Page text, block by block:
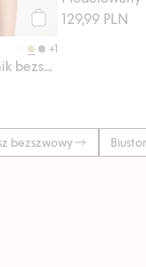
+1
129,99 PLN
bezszwowy